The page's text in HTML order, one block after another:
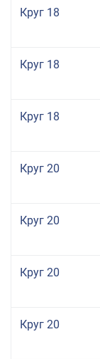
Круг 18
Круг 18
Круг 18
Круг 20
Круг 20
Круг 20
Круг 20